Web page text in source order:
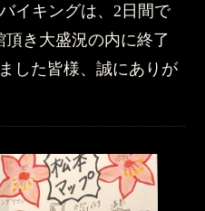
イキングは、2日間で
き大盛況の内に終了
した皆様、誠にありが